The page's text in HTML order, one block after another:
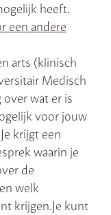
heeft.
een andere
arts (klinisch
Medisch
wat er is
voor jouw
krijgt een
waarin je
de
welk
krijgen.Je kunt